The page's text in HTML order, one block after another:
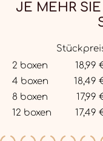
JE MEHR
Menge
2 boxen
18,99
4 boxen
18,49
8 boxen
17,99
12 boxen
17,49